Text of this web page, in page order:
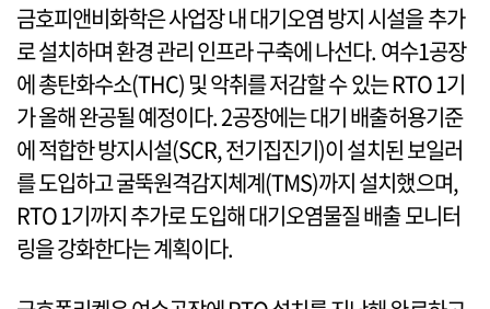
금호피앤비화학은 사업장 내 대기오염 방지 시설을 추가
로 설치하며 환경 관리 인프라 구축에 나선다. 여수1공장
에 총탄화수소(THC) 및 악취를 저감할 수 있는 RTO 1기
가 올해 완공될 예정이다. 2공장에는 대기 배출허용기준
에 적합한 방지시설(SCR, 전기집진기)이 설치된 보일러
를 도입하고 굴뚝원격감지체계(TMS)까지 설치했으며,
RTO 1기까지 추가로 도입해 대기오염물질 배출 모니터
링을 강화한다는 계획이다.